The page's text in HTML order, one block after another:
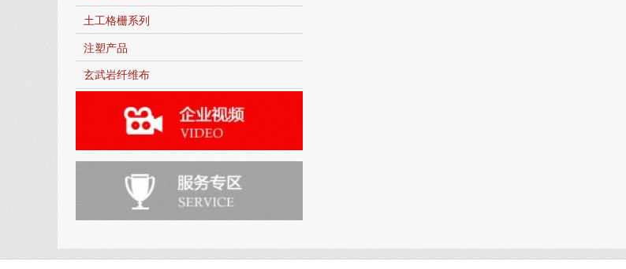
土工格栅系列
注塑产品
玄武岩纤维布